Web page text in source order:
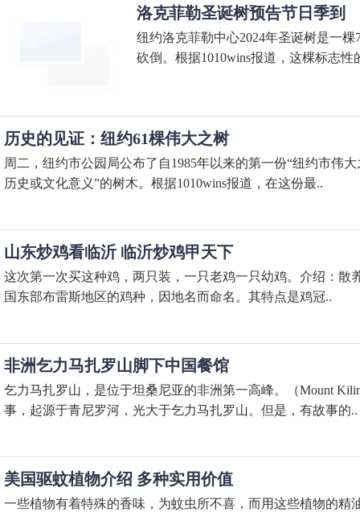
洛克菲勒圣诞树预告节日季到
纽约洛克菲勒中心2024年圣诞树是一
砍倒。根据1010wins报道，这棵标志
历史的见证：纽约61棵伟大之树
周二，纽约市公园局公布了自1985年以来的第一份“纽约市伟
历史或文化意义”的树木。根据1010wins报道，在这份最..
山东炒鸡看临沂 临沂炒鸡甲天下
这次第一次买这种鸡，两只装，一只老鸡一只幼鸡。介绍：散
国东部布雷斯地区的鸡种，因地名而命名。其特点是鸡冠..
非洲乞力马扎罗山脚下中国餐馆
乞力马扎罗山，是位于坦桑尼亚的非洲第一高峰。（Mount
事，起源于青尼罗河，光大于乞力马扎罗山。但是，有故事的..
美国驱蚊植物介绍 多种实用价值
一些植物有着特殊的香味，为蚊虫所不喜，而用这些植物的